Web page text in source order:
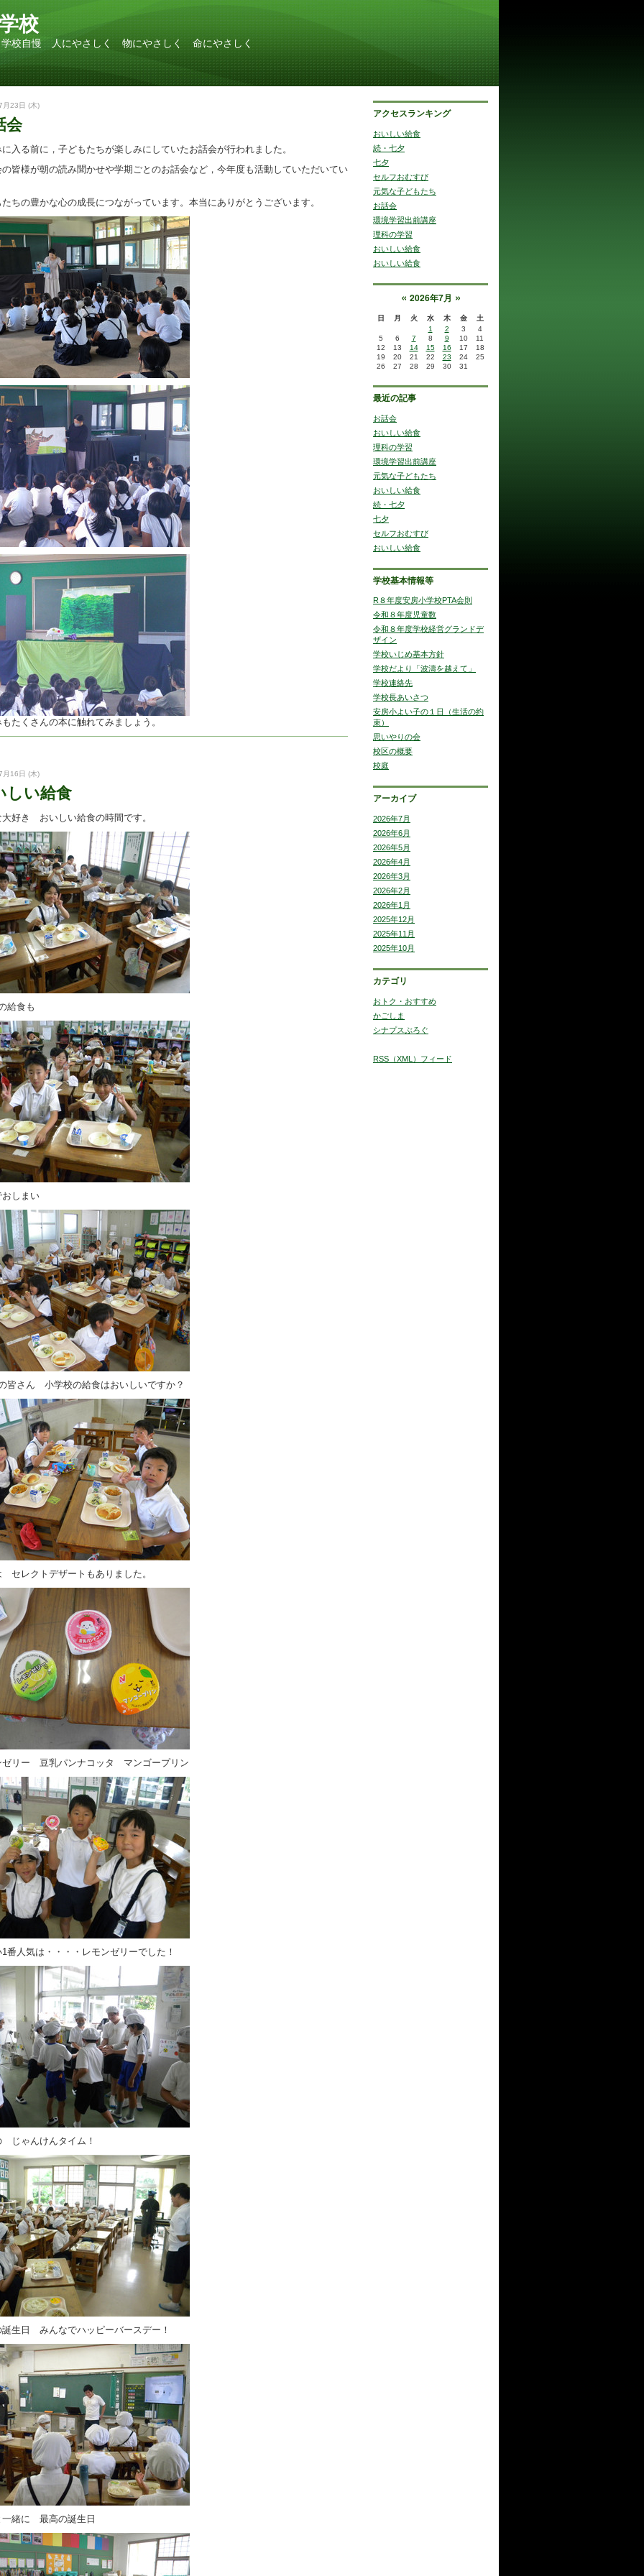
校
学校自慢 人にやさしく 物にやさしく 命にやさしく
月23日 (木)
会
入る前に，子どもたちが楽しみにしていたお話会が行われました。
の皆様が朝の読み聞かせや学期ごとのお話会など，今年度も活動していただいてい
ちの豊かな心の成長につながっています。本当にありがとうございます。
たくさんの本に触れてみましょう。
月16日 (木)
しい給食
大好き おいしい給食の時間です。
給食も
おしまい
皆さん 小学校の給食はおいしいですか？
セレクトデザートもありました。
ゼリー 豆乳パンナコッタ マンゴープリン
番人気は・・・・レモンゼリーでした！
じゃんけんタイム！
誕生日 みんなでハッピーバースデー！
一緒に 最高の誕生日
アクセスランキング
おいしい給食
続・七夕
七夕
セルフおむすび
元気な子どもたち
お話会
環境学習出前講座
理科の学習
おいしい給食
おいしい給食
« 2026年7月 »
日 月 火 水 木 金
土
1
2 3
4
5
6 7 8 9 10
11
12
13 14 15 16 17
18
19
20 21 22 23 24
25
26
27 28 29 30 31
最近の記事
お話会
おいしい給食
理科の学習
環境学習出前講座
元気な子どもたち
おいしい給食
続・七夕
七夕
セルフおむすび
おいしい給食
学校基本情報等
R８年度安房小学校PTA会則
令和８年度児童数
令和８年度学校経営グランドデ
ザイン
学校いじめ基本方針
学校だより「波濤を越えて」
学校連絡先
学校長あいさつ
安房小よい子の１日（生活の約
束）
思いやりの会
校区の概要
校庭
アーカイブ
2026年7月
2026年6月
2026年5月
2026年4月
2026年3月
2026年2月
2026年1月
2025年12月
2025年11月
2025年10月
カテゴリ
おトク・おすすめ
かごしま
シナプスぶろぐ
RSS（XML）フィード